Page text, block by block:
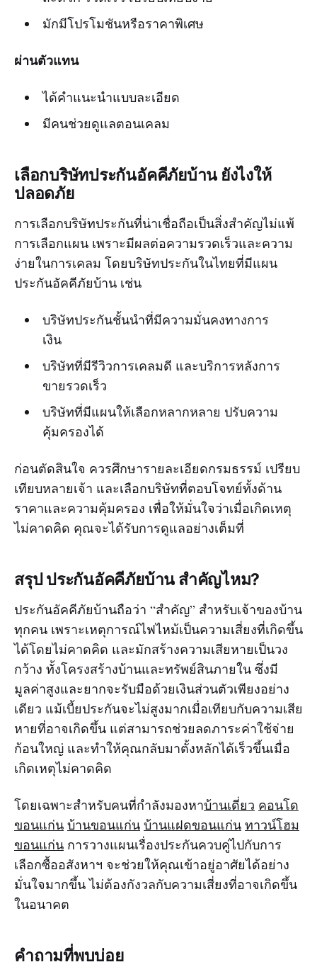
มักมีโปรโมชันหรือราคาพิเศษ
ผ่านตัวแทน
ได้คำแนะนำแบบละเอียด
มีคนช่วยดูแลตอนเคลม
เลือกบริษัทประกันอัคคีภัยบ้าน ยังไงให้
ปลอดภัย
การเลือกบริษัทประกันที่น่าเชื่อถือเป็นสิ่งสำคัญไม่แพ้
การเลือกแผน เพราะมีผลต่อความรวดเร็วและความ
ง่ายในการเคลม โดยบริษัทประกันในไทยที่มีแผน
ประกันอัคคีภัยบ้าน เช่น
บริษัทประกันชั้นนำที่มีความมั่นคงทางการ
เงิน
บริษัทที่มีรีวิวการเคลมดี และบริการหลังการ
ขายรวดเร็ว
บริษัทที่มีแผนให้เลือกหลากหลาย ปรับความ
คุ้มครองได้
ก่อนตัดสินใจ ควรศึกษารายละเอียดกรมธรรม์ เปรียบ
เทียบหลายเจ้า และเลือกบริษัทที่ตอบโจทย์ทั้งด้าน
ราคาและความคุ้มครอง เพื่อให้มั่นใจว่าเมื่อเกิดเหตุ
ไม่คาดคิด คุณจะได้รับการดูแลอย่างเต็มที่
สรุป ประกันอัคคีภัยบ้าน สำคัญไหม?
ประกันอัคคีภัยบ้านถือว่า “สำคัญ” สำหรับเจ้าของบ้าน
ทุกคน เพราะเหตุการณ์ไฟไหม้เป็นความเสี่ยงที่เกิดขึ้น
ได้โดยไม่คาดคิด และมักสร้างความเสียหายเป็นวง
กว้าง ทั้งโครงสร้างบ้านและทรัพย์สินภายใน ซึ่งมี
มูลค่าสูงและยากจะรับมือด้วยเงินส่วนตัวเพียงอย่าง
เดียว แม้เบี้ยประกันจะไม่สูงมากเมื่อเทียบกับความเสีย
หายที่อาจเกิดขึ้น แต่สามารถช่วยลดภาระค่าใช้จ่าย
ก้อนใหญ่ และทำให้คุณกลับมาตั้งหลักได้เร็วขึ้นเมื่อ
เกิดเหตุไม่คาดคิด
โดยเฉพาะสำหรับคนที่กำลังมองหาบ้านเดี่ยว คอนโด
ขอนแก่น บ้านขอนแก่น บ้านแฝดขอนแก่น ทาวน์โฮม
ขอนแก่น การวางแผนเรื่องประกันควบคู่ไปกับการ
เลือกซื้ออสังหาฯ จะช่วยให้คุณเข้าอยู่อาศัยได้อย่าง
มั่นใจมากขึ้น ไม่ต้องกังวลกับความเสี่ยงที่อาจเกิดขึ้น
ในอนาคต
คำถามที่พบบ่อย